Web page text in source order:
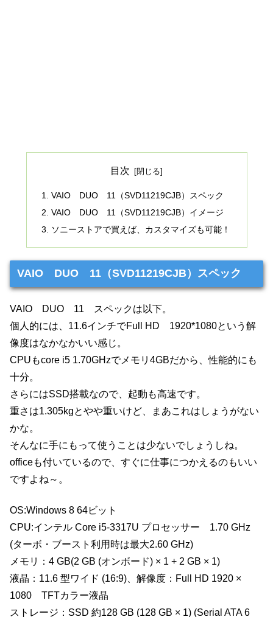
目次
VAIO DUO 11（SVD11219CJB）スペック
VAIO DUO 11（SVD11219CJB）イメージ
ソニーストアで買えば、カスタマイズも可能！
VAIO DUO 11（SVD11219CJB）スペック
VAIO DUO 11 スペックは以下。
個人的には、11.6インチでFull HD 1920*1080という解
像度はなかなかいい感じ。
CPUもcore i5 1.70GHzでメモリ4GBだから、性能的にも
十分。
さらにはSSD搭載なので、起動も高速です。
重さは1.305kgとやや重いけど、まあこれはしょうがない
かな。
そんなに手にもって使うことは少ないでしょうしね。
officeも付いているので、すぐに仕事につかえるのもいい
ですよね～。
OS:Windows 8 64ビット
CPU:インテル Core i5-3317U プロセッサー 1.70 GHz
(ターボ・ブースト利用時は最大2.60 GHz)
メモリ：4 GB(2 GB (オンボード) × 1 + 2 GB × 1)
液晶：11.6 型ワイド (16:9)、解像度：Full HD 1920 ×
1080 TFTカラー液晶
ストレージ：SSD 約128 GB (128 GB × 1) (Serial ATA 6